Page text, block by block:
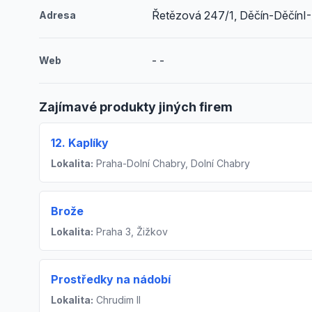
Adresa Řetězová 247/1, Děčín-
Web - -
Zajímavé produkty jiných firem
12. Kaplíky
Lokalita: Praha-Dolní Chabry, Dolní Chabry
Brože
Lokalita: Praha 3, Žižkov
Prostředky na nádobí
Lokalita: Chrudim II